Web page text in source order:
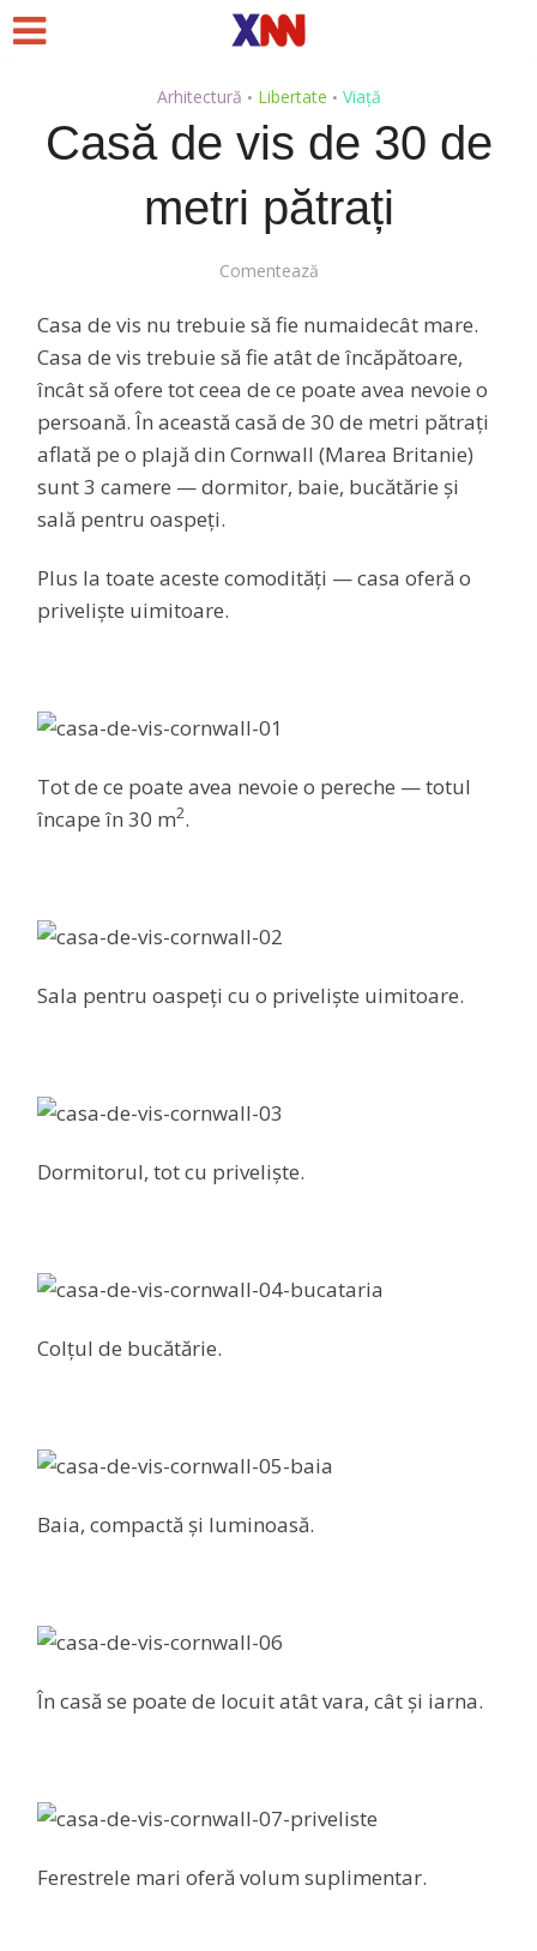
Arhitectură • Libertate • Viață
Casă de vis de 30 de
metri pătrați
Comentează
Casa de vis nu trebuie să fie numaidecât mare.
Casa de vis trebuie să fie atât de încăpătoare,
încât să ofere tot ceea de ce poate avea nevoie o
persoană. În această casă de 30 de metri pătrați
aflată pe o plajă din Cornwall (Marea Britanie)
sunt 3 camere — dormitor, baie, bucătărie și
sală pentru oaspeți.
Plus la toate aceste comodități — casa oferă o
priveliște uimitoare.
Tot de ce poate avea nevoie o pereche — totul
încape în 30 m2.
Sala pentru oaspeți cu o priveliște uimitoare.
Dormitorul, tot cu priveliște.
Colțul de bucătărie.
Baia, compactă și luminoasă.
În casă se poate de locuit atât vara, cât și iarna.
Ferestrele mari oferă volum suplimentar.